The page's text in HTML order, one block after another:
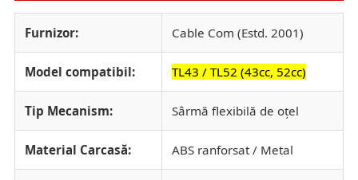
Furnizor: Cable Com (Estd. 2001)
Model compatibil: TL43 / TL52 (43cc, 52cc)
Tip Mecanism: Sârmă flexibilă de oțel
Material Carcasă: ABS ranforsat / Metal